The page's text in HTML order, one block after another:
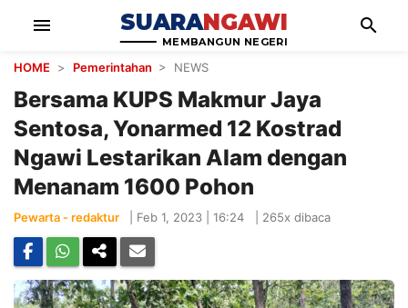
menu SUARANGAWI
MEMBANGUN NEGERI
search
HOME > Pemerintahan > NEWS
Bersama KUPS Makmur Jaya
Sentosa, Yonarmed 12 Kostrad
Ngawi Lestarikan Alam dengan
Menanam 1600 Pohon
Pewarta - redaktur Feb 1, 2023 | 16:24 265x dibaca